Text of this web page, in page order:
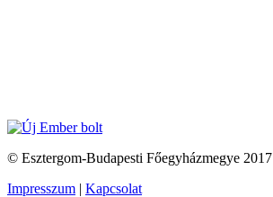
© Esztergom-Budapesti Főegyházmegye 2017
Impresszum | Kapcsolat